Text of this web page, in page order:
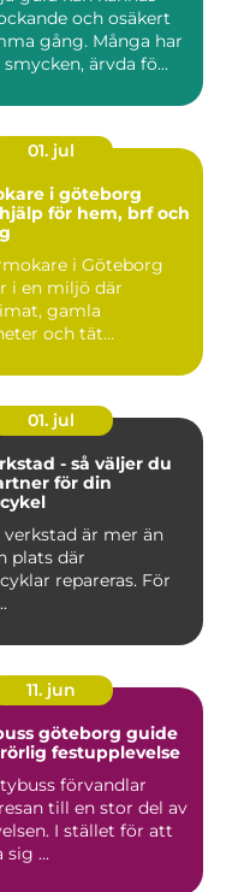
och osäkert
gång. Många har
ärvda fö...
01. jul
i göteborg
för hem, brf och
i Göteborg
i en miljö där
gamla
och tät
01. jul
- så väljer du
för din
verkstad är mer än
plats där
repareras. För
11. jun
göteborg guide
festupplevelse
förvandlar
till en stor del av
I stället för att
sig ...